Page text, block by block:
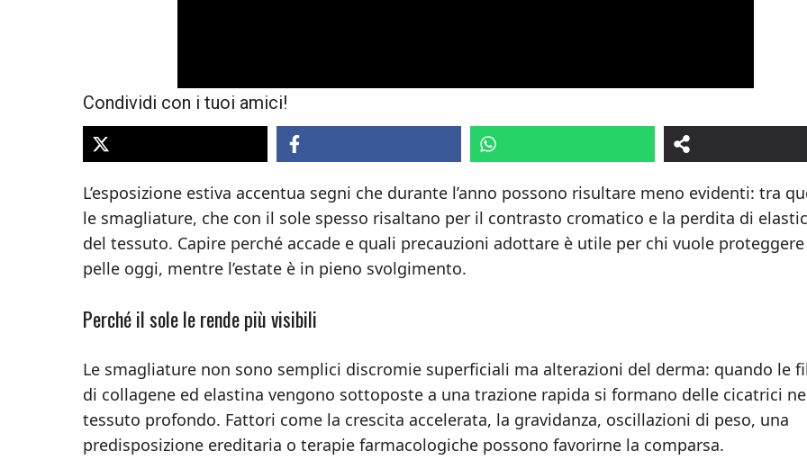
Condividi con i tuoi amici!
L’esposizione estiva accentua segni che durante l’anno possono risultare meno evidenti: tra
le smagliature, che con il sole spesso risaltano per il contrasto cromatico e la perdita di
del tessuto. Capire perché accade e quali precauzioni adottare è utile per chi vuole
pelle oggi, mentre l’estate è in pieno svolgimento.
Perché il sole le rende più visibili
Le smagliature non sono semplici discromie superficiali ma alterazioni del derma: quando le
di collagene ed elastina vengono sottoposte a una trazione rapida si formano delle cicatrici
tessuto profondo. Fattori come la crescita accelerata, la gravidanza, oscillazioni di peso, una
predisposizione ereditaria o terapie farmacologiche possono favorirne la comparsa.